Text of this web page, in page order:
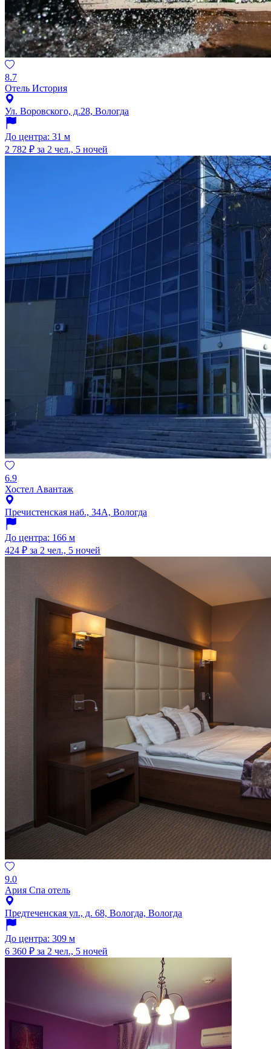
8.7
Отель История
Ул. Воровского, д.28, Вологда
До центра: 31 м
2 782 ₽ за 2 чел., 5 ночей
6.9
Хостел Авантаж
Пречистенская наб., 34А, Вологда
До центра: 166 м
424 ₽ за 2 чел., 5 ночей
9.0
Ария Спа отель
Предтеченская ул., д. 68, Вологда, Вологда
До центра: 309 м
6 360 ₽ за 2 чел., 5 ночей